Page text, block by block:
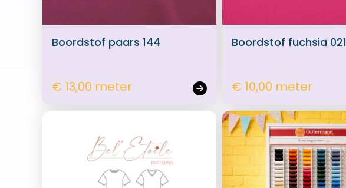
Boordstof paars 144
€ 13,00 meter
Boordstof fuchsia 021
€ 10,00 meter